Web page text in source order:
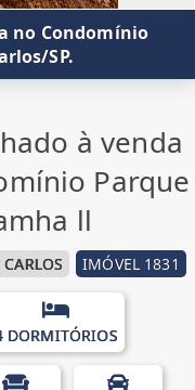
no Condomínio
SP.
à venda
Parque
ll
IMÓVEL 1831
DORMITÓRIOS